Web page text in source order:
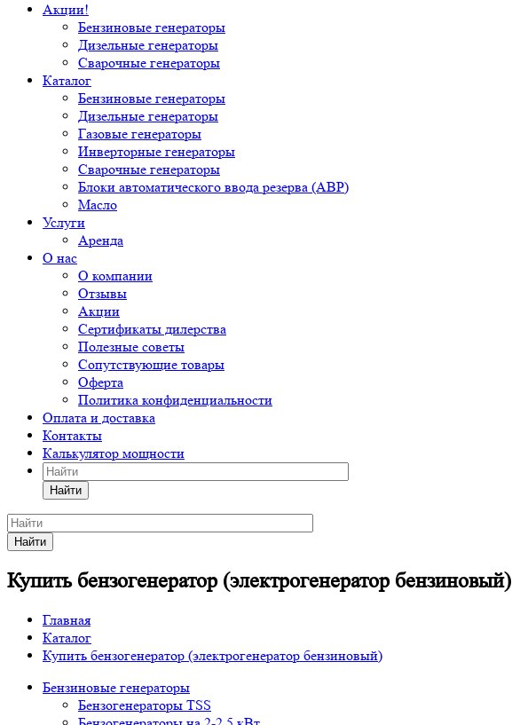
Акции!
Бензиновые генераторы
Дизельные генераторы
Сварочные генераторы
Каталог
Бензиновые генераторы
Дизельные генераторы
Газовые генераторы
Инверторные генераторы
Сварочные генераторы
Блоки автоматического ввода резерва (АВР)
Масло
Услуги
Аренда
О нас
О компании
Отзывы
Акции
Сертификаты дилерства
Полезные советы
Сопутствующие товары
Оферта
Политика конфиденциальности
Оплата и доставка
Контакты
Калькулятор мощности
Найти
Найти
Купить бензогенератор (электрогенератор бензиновый)
Главная
Каталог
Купить бензогенератор (электрогенератор бензиновый)
Бензиновые генераторы
Бензогенераторы TSS